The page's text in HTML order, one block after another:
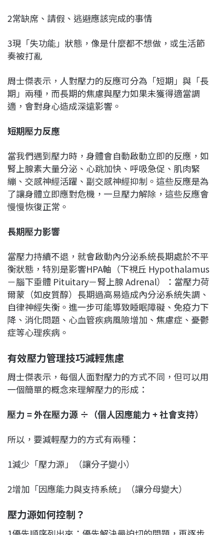
2常缺席、請假、逃避應該完成的事情
3現「失功能」狀態，像是什麼都不想做，或生活節
奏被打亂
周士傑表示，人對壓力的反應可分為「短期」與「長
期」兩種，而長期的焦慮與壓力如果未獲得適當調
適，會對身心造成深遠影響。
短期壓力反應
當我們遇到壓力時，身體會自動啟動立即的反應，如
腎上腺素大量分泌、心跳加快、呼吸急促、肌肉緊
繃、交感神經活躍、副交感神經抑制。這些反應是為
了讓身體立即應對危機，一旦壓力解除，這些反應會
慢慢恢復正常。
長期壓力影響
當壓力持續不退，就會啟動內分泌系統長期處於不平
衡狀態，特別是影響HPA軸（下視丘 Hypothalamus
－腦下垂體 Pituitary－腎上腺 Adrenal）：當壓力荷
爾蒙（如皮質醇）長期過高易造成內分泌系統失調、
自律神經失衡。進一步可能導致睡眠障礙、免疫力下
降、消化問題、心血管疾病風險增加、焦慮症、憂鬱
症等心理疾病。
有效壓力管理技巧減輕焦慮
周士傑表示，每個人面對壓力的方式不同，但可以用
一個簡單的概念來理解壓力的形成：
壓力 = 外在壓力源 ÷（個人因應能力 + 社會支持）
所以，要減輕壓力的方式有兩種：
1減少「壓力源」（讓分子變小）
2增加「因應能力與支持系統」（讓分母變大）
壓力源如何控制？